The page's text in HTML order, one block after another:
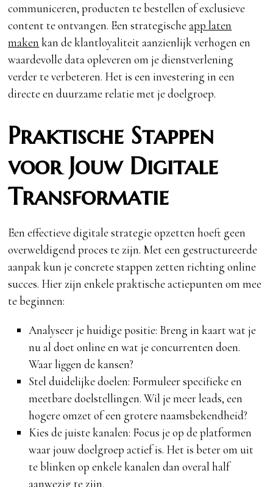
communiceren, producten te bestellen of exclusieve
content te ontvangen. Een strategischeapp laten
maken kan de klantloyaliteit aanzienlijk verhogen en
waardevolle data opleveren om je dienstverlening
verder te verbeteren. Het is een investering in een
directe en duurzame relatie met je doelgroep.
Praktische Stappen
voor Jouw Digitale
Transformatie
Een effectieve digitale strategie opzetten hoeft geen
overweldigend proces te zijn. Met een gestructureerde
aanpak kun je concrete stappen zetten richting online
succes. Hier zijn enkele praktische actiepunten om mee
te beginnen:
Analyseer je huidige positie: Breng in kaart wat je
nu al doet online en wat je concurrenten doen.
Waar liggen de kansen?
Stel duidelijke doelen: Formuleer specifieke en
meetbare doelstellingen. Wil je meer leads, een
hogere omzet of een grotere naamsbekendheid?
Kies de juiste kanalen: Focus je op de platformen
waar jouw doelgroep actief is. Het is beter om uit
te blinken op enkele kanalen dan overal half
aanwezig te zijn.